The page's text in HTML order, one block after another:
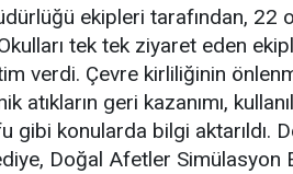
ekipleri tarafından, 22
tek tek ziyaret eden
verdi. Çevre kirliliğinin
atıkların geri kazanımı,
gibi konularda bilgi aktarıldı.
Doğal Afetler Simülasyon